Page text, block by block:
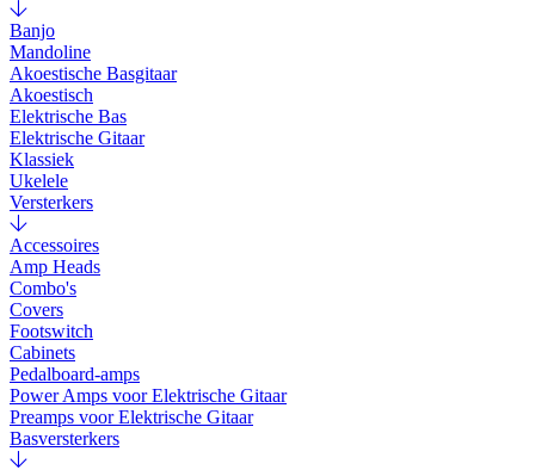
Banjo
Mandoline
Akoestische Basgitaar
Akoestisch
Elektrische Bas
Elektrische Gitaar
Klassiek
Ukelele
Versterkers
Accessoires
Amp Heads
Combo's
Covers
Footswitch
Cabinets
Pedalboard-amps
Power Amps voor Elektrische Gitaar
Preamps voor Elektrische Gitaar
Basversterkers